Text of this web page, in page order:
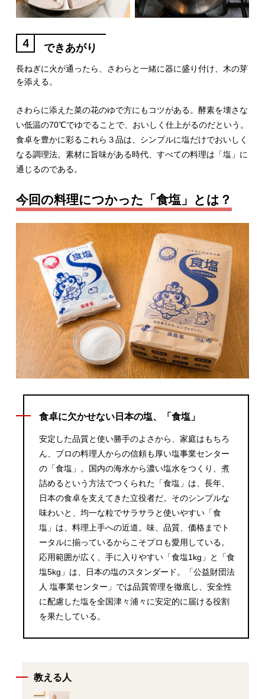
4 できあがり
長ねぎに火が通ったら、さわらと一緒に器に盛り付け、木の芽
を添える。
さわらに添えた菜の花のゆで方にもコツがある。酵素を壊さな
い低温の70℃でゆでることで、おいしく仕上がるのだという。
食卓を豊かに彩るこれら３品は、シンプルに塩だけでおいしく
なる調理法。素材に旨味がある時代、すべての料理は「塩」に
通じるのである。
今回の料理につかった「食塩」とは？
食卓に欠かせない日本の塩、「食塩」
安定した品質と使い勝手のよさから、家庭はもちろ
ん、プロの料理人からの信頼も厚い塩事業センター
の「食塩」。国内の海水から濃い塩水をつくり、煮
詰めるという方法でつくられた「食塩」は、長年、
日本の食卓を支えてきた立役者だ。そのシンプルな
味わいと、均一な粒でサラサラと使いやすい「食
塩」は、料理上手への近道。味、品質、価格までト
ータルに揃っているからこそプロも愛用している。
応用範囲が広く、手に入りやすい「食塩1kg」と「食
塩5kg」は、日本の塩のスタンダード。「公益財団法
人 塩事業センター」では品質管理を徹底し、安全性
に配慮した塩を全国津々浦々に安定的に届ける役割
を果たしている。
教える人